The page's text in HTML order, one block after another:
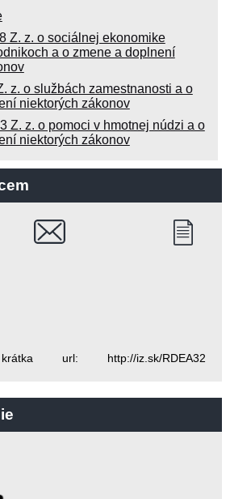
Z. z. o sociálnej ekonomike
a o zmene a doplnení
z. o službách zamestnanosti a o
niektorých zákonov
Z. z. o pomoci v hmotnej núdzi a o
niektorých zákonov
url: http://iz.sk/RDEA32